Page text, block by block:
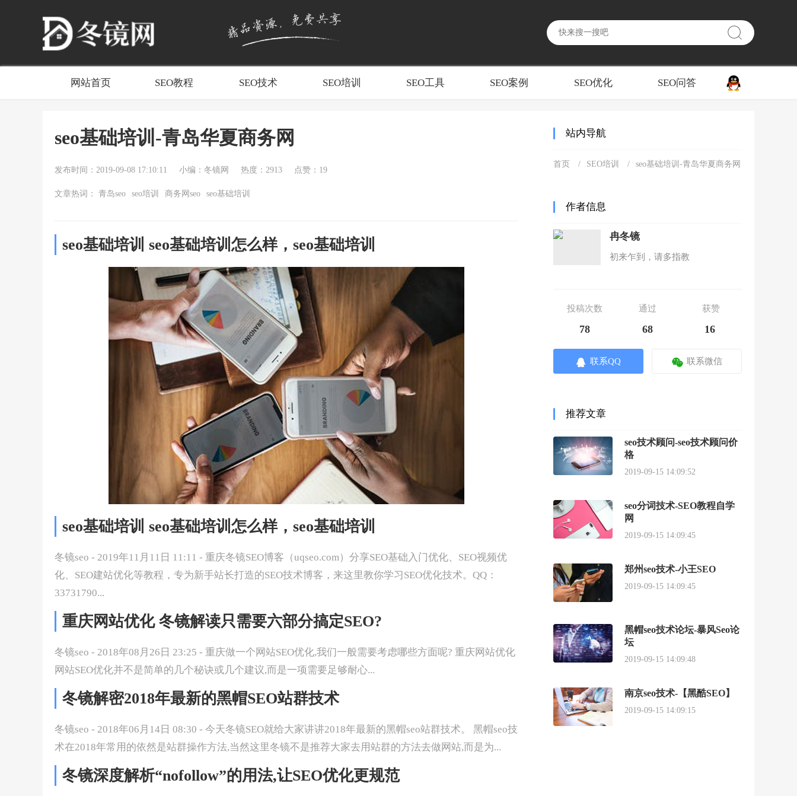
网站首页 SEO教程 SEO技术 SEO培训 SEO工具 SEO案例 SEO优化 SEO问答
seo基础培训-青岛华夏商务网
发布时间：2019-09-08 17:10:11 小编：冬镜网 热度：2913 点赞：19
文章热词： 青岛seo seo培训 商务网seo seo基础培训
seo基础培训 seo基础培训怎么样，seo基础培训
seo基础培训 seo基础培训怎么样，seo基础培训
冬镜seo - 2019年11月11日 11:11 - 重庆冬镜SEO博客（uqseo.com）分享SEO基础入门优化、SEO视频优
化、SEO建站优化等教程，专为新手站长打造的SEO技术博客，来这里教你学习SEO优化技术。QQ：
33731790...
重庆网站优化 冬镜解读只需要六部分搞定SEO?
冬镜seo - 2018年08月26日 23:25 - 重庆做一个网站SEO优化,我们一般需要考虑哪些方面呢? 重庆网站优化
网站SEO优化并不是简单的几个秘诀或几个建议,而是一项需要足够耐心...
冬镜解密2018年最新的黑帽SEO站群技术
冬镜seo - 2018年06月14日 08:30 - 今天冬镜SEO就给大家讲讲2018年最新的黑帽seo站群技术。 黑帽seo技
术在2018年常用的依然是站群操作方法,当然这里冬镜不是推荐大家去用站群的方法去做网站,而是为...
冬镜深度解析“nofollow”的用法,让SEO优化更规范
站内导航
首页 SEO培训 seo基础培训-青岛华夏商务网
作者信息
冉冬镜
初来乍到，请多指教
投稿次数 通过 获赞
78 68 16
联系QQ 联系微信
推荐文章
seo技术顾问-seo技术顾问价
格
2019-09-15 14:09:52
seo分词技术-SEO教程自学
网
2019-09-15 14:09:45
郑州seo技术-小王SEO
2019-09-15 14:09:45
黑帽seo技术论坛-暴风Seo论
坛
2019-09-15 14:09:48
南京seo技术-【黑酷SEO】
2019-09-15 14:09:15